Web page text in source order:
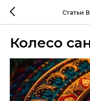
Статьи
Колесо